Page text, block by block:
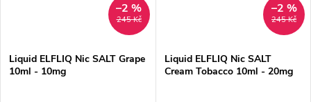
245 Kč
–2 %
Liquid ELFLIQ Nic SALT Grape
10ml - 10mg
245 Kč
–2 %
Liquid ELFLIQ Nic SALT
Cream Tobacco 10ml - 20mg